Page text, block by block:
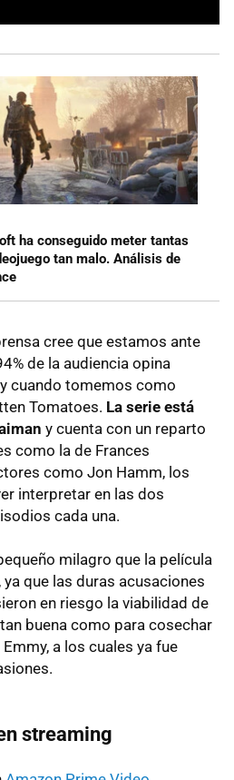
ha conseguido meter tantas
tan malo. Análisis de
cree que estamos ante
de la audiencia opina
cuando tomemos como
Tomatoes. La serie está
y cuenta con un reparto
como la de Frances
como Jon Hamm, los
interpretar en las dos
cada una.
milagro que la película
que las duras acusaciones
en riesgo la viabilidad de
buena como para cosechar
a los cuales ya fue
streaming